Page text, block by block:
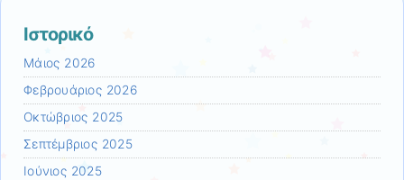
Ιστορικό
Μάιος 2026
Φεβρουάριος 2026
Οκτώβριος 2025
Σεπτέμβριος 2025
Ιούνιος 2025